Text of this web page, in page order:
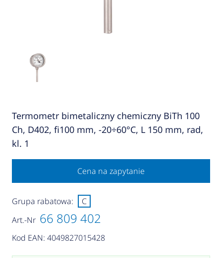
Termometr bimetaliczny chemiczny BiTh 100
Ch, D402, fi100 mm, -20÷60°C, L 150 mm, rad,
kl. 1
Cena na zapytanie
Art.-Nr 66 809 402
Kod EAN: 4049827015428
Grupa rabatowa: C